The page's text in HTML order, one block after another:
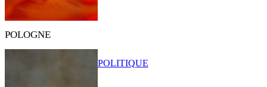
POLOGNE
POLITIQUE